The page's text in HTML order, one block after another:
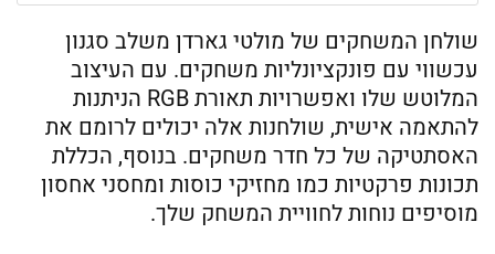
שולחן המשחקים של מולטי גארדן משלב סגנון
עכשווי עם פונקציונליות משחקים. עם העיצוב
המלוטש שלו ואפשרויות תאורת RGB הניתנות
להתאמה אישית, שולחנות אלה יכולים לרומם את
האסתטיקה של כל חדר משחקים. בנוסף, הכללת
תכונות פרקטיות כמו מחזיקי כוסות ומחסני אחסון
מוסיפים נוחות לחוויית המשחק שלך.